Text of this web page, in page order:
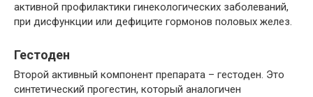
активной профилактики гинекологических заболеваний,
при дисфункции или дефиците гормонов половых желез.
Гестоден
Второй активный компонент препарата – гестоден. Это
синтетический прогестин, который аналогичен